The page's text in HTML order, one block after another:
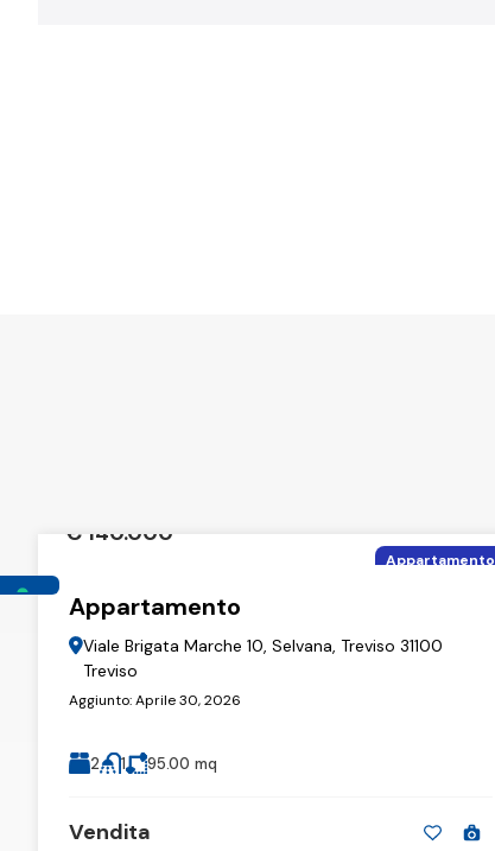
Appartamento
€ 140.000
Appartamento
Viale Brigata Marche 10, Selvana, Treviso 31100
Treviso
Aggiunto:Aprile 30, 2026
2 1 95.00 mq
Vendita